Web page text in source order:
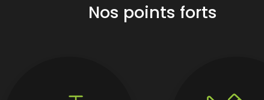
Nos points forts